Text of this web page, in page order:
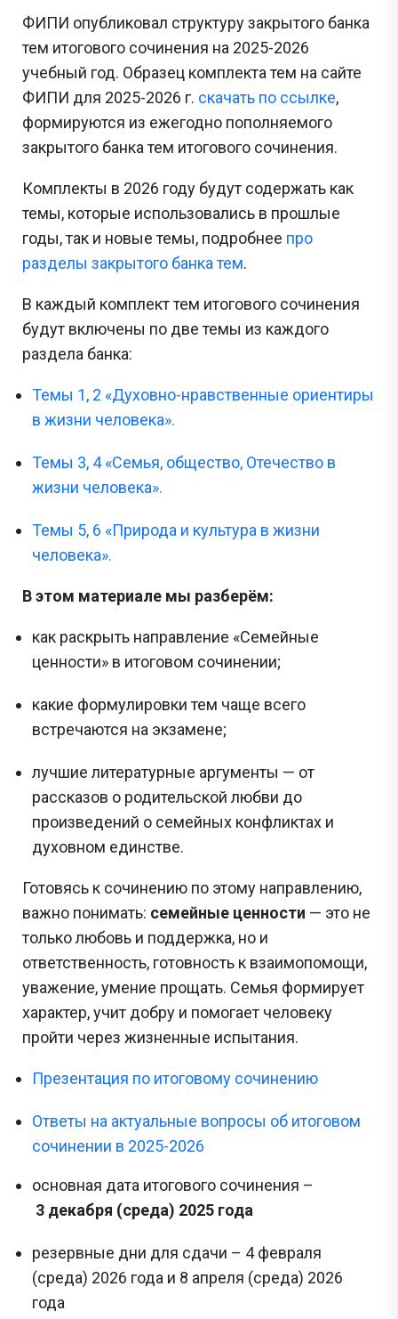
ФИПИ опубликовал структуру закрытого банка
тем итогового сочинения на 2025-2026
учебный год. Образец комплекта тем на сайте
ФИПИ для 2025-2026 г. скачать по ссылке,
формируются из ежегодно пополняемого
закрытого банка тем итогового сочинения.
Комплекты в 2026 году будут содержать как
темы, которые использовались в прошлые
годы, так и новые темы, подробнее про
разделы закрытого банка тем.
В каждый комплект тем итогового сочинения
будут включены по две темы из каждого
раздела банка:
Темы 1, 2 «Духовно-нравственные ориентиры
в жизни человека».
Темы 3, 4 «Семья, общество, Отечество в
жизни человека».
Темы 5, 6 «Природа и культура в жизни
человека».
В этом материале мы разберём:
как раскрыть направление «Семейные
ценности» в итоговом сочинении;
какие формулировки тем чаще всего
встречаются на экзамене;
лучшие литературные аргументы — от
рассказов о родительской любви до
произведений о семейных конфликтах и
духовном единстве.
Готовясь к сочинению по этому направлению,
важно понимать: семейные ценности — это не
только любовь и поддержка, но и
ответственность, готовность к взаимопомощи,
уважение, умение прощать. Семья формирует
характер, учит добру и помогает человеку
пройти через жизненные испытания.
Презентация по итоговому сочинению
Ответы на актуальные вопросы об итоговом
сочинении в 2025-2026
основная дата итогового сочинения –
3 декабря (среда) 2025 года
резервные дни для сдачи – 4 февраля
(среда) 2026 года и 8 апреля (среда) 2026
года